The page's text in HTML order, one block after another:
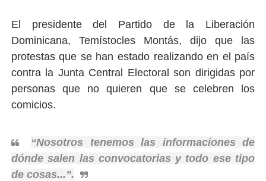
El presidente del Partido de la Liberación
Dominicana, Temístocles Montás, dijo que las
protestas que se han estado realizando en el país
contra la Junta Central Electoral son dirigidas por
personas que no quieren que se celebren los
comicios.
“Nosotros tenemos las informaciones de
dónde salen las convocatorias y todo ese tipo
de cosas...”.